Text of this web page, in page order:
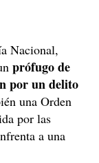
Nacional,
prófugo de
por un delito
una Orden
por las
a una